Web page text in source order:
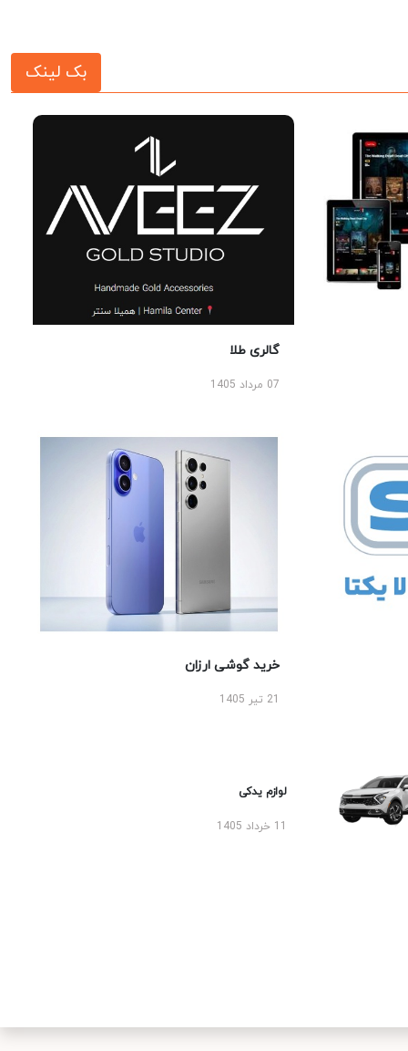
بک لینک
گالری طلا
07 مرداد 1405
خرید گوشی ارزان
لوازم یدکی